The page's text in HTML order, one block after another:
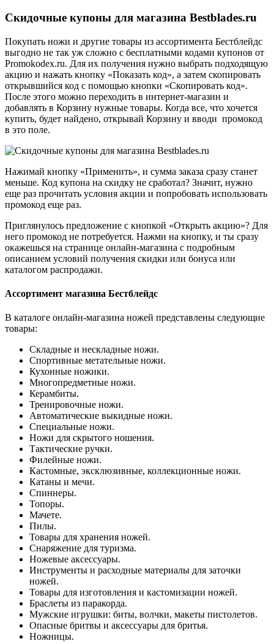
Скидочные купоны для магазина Bestblades.ru
Покупать ножи и другие товары из ассортимента Бестблейдс
выгодно не так уж сложно с бесплатными кодами купонов от
Promokodex.ru. Для их получения нужно выбрать подходящую
акцию и нажать кнопку «Показать код», а затем скопировать
открывшийся код с помощью кнопки «Скопировать код».
После этого можно переходить в интернет-магазин и
добавлять в Корзину нужные товары. Когда все, что хочется
купить, будет найдено, открывай Корзину и вводи промокод
в это поле.
Нажимай кнопку «Применить», и сумма заказа сразу станет
меньше. Код купона на скидку не сработал? Значит, нужно
еще раз прочитать условия акции и попробовать использовать
промокод еще раз.
Приглянулось предложение с кнопкой «Открыть акцию»? Для
него промокод не потребуется. Нажми на кнопку, и ты сразу
окажешься на странице онлайн-магазина с подробным
описанием условий получения скидки или бонуса или
каталогом распродажи.
Ассортимент магазина Бестблейдс
В каталоге онлайн-магазина ножей представлены следующие
товары:
Складные и нескладные ножи.
Спортивные метательные ножи.
Кухонные ножики.
Многопредметные ножи.
Керамбиты.
Тренировочные ножи.
Автоматические выкидные ножи.
Специальные ножи.
Ножи для скрытого ношения.
Тактические ручки.
Филейные ножи.
Кастомные, эксклюзивные, коллекционные ножи.
Катаны и мечи.
Спиннеры.
Топоры.
Мачете.
Пилы.
Товары для хранения ножей.
Снаряжение для туризма.
Ножевые аксессуары.
Инструменты и расходные материалы для заточки
ножей.
Товары для изготовления и кастомизации ножей.
Браслеты из паракорда.
Мужские игрушки: биты, волчки, макеты пистолетов.
Опасные бритвы и аксессуары для бритья.
Ножницы.